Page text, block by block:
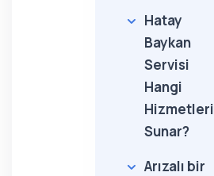
Hatay
Baykan
Servisi
Hangi
Hizmetleri
Sunar?
Arızalı bir